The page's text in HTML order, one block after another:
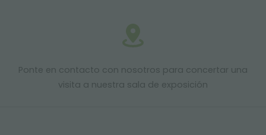
Ponte en contacto con nosotros para concertar una
visita a nuestra sala de exposición